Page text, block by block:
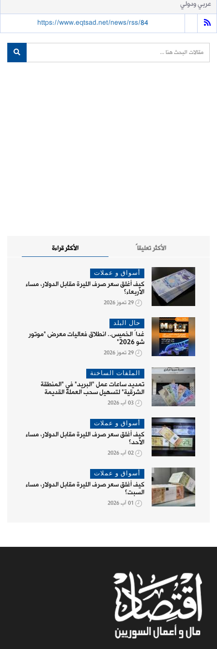
عربي ودولي
https://www.eqtsad.net/news/rss/84
الأكثر قراءة الأكثر تعليقاً
أسواق و عملات
كيف أغلق سعر صرف الليرة مقابل الدولار، مساء
الأربعاء؟
29 تموز 2026
حال البلد
غداً الخميس.. انطلاق فعاليات معرض "موتور
شو 2026"
29 تموز 2026
الملفات الساخنة
تمديد ساعات عمل "البريد" في "المنطقة
الشرقية" لتسهيل سحب العملة القديمة
03 آب 2026
أسواق و عملات
كيف أغلق سعر صرف الليرة مقابل الدولار، مساء
الأحد؟
02 آب 2026
أسواق و عملات
كيف أغلق سعر صرف الليرة مقابل الدولار، مساء
السبت؟
01 آب 2026